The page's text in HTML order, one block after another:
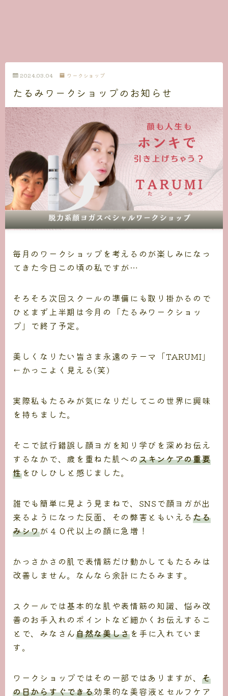
2024.03.04 ワークショップ
たるみワークショップのお知らせ
毎月のワークショップを考えるのが楽しみになっ
てきた今日この頃の私ですが…
そろそろ次回スクールの準備にも取り掛かるので
ひとまず上半期は今月の「たるみワークショッ
プ」で終了予定。
美しくなりたい皆さま永遠のテーマ「TARUMI」
←かっこよく見える(笑)
実際私もたるみが気になりだしてこの世界に興味
を持ちました。
そこで試行錯誤し顔ヨガを知り学びを深めお伝え
するなかで、歳を重ねた肌へのスキンケアの重要
性をひしひしと感じました。
誰でも簡単に見よう見まねで、SNSで顔ヨガが出
来るようになった反面、その弊害ともいえる たる
みシワが４０代以上の顔に急増！
かっさかさの肌で表情筋だけ動かしてもたるみは
改善しません。なんなら余計にたるみます。
スクールでは基本的な肌や表情筋の知識、悩み改
善のお手入れのポイントなど細かくお伝えするこ
とで、みなさん自然な美しさを手に入れていま
す。
ワークショップではその一部ではありますが、 そ
の日からすぐできる効果的な美容液とセルフケア